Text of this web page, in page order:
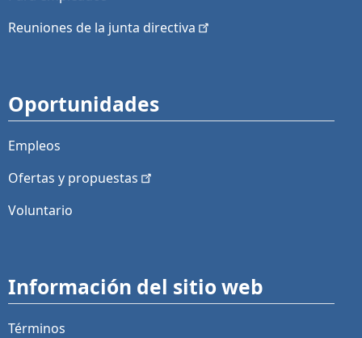
Reuniones de la junta directiva
Oportunidades
Empleos
Ofertas y propuestas
Voluntario
Información del sitio web
Términos